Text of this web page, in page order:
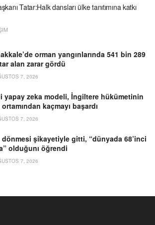
Tatar:Halk dansları ülke tanıtımına katkı
orman yangınlarında 541 bin 289
alan zarar gördü
7, 2026
yapay zeka modeli, İngiltere hükümetinin
kaçmayı başardı
7, 2026
dönmesi şikayetiyle gitti, “dünyada 68’inci
olduğunı öğrendi
7, 2026